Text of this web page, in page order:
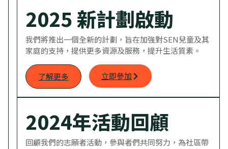
2025 新計劃啟動
我們將推出一個全新的計劃，旨在加強對SEN兒童及其
家庭的支持，提供更多資源及服務，提升生活質素。
了解更多 立即參加
2024年活動回顧
回顧我們的志願者活動，參與者們共同努力，為社區帶